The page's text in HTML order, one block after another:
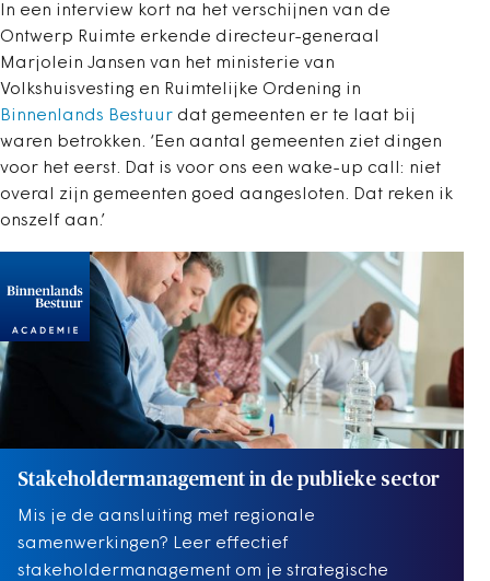
In een interview kort na het verschijnen van de
Ontwerp Ruimte erkende directeur-generaal
Marjolein Jansen van het ministerie van
Volkshuisvesting en Ruimtelijke Ordening in
Binnenlands Bestuur dat gemeenten er te laat bij
waren betrokken. ‘Een aantal gemeenten ziet dingen
voor het eerst. Dat is voor ons een wake-up call: niet
overal zijn gemeenten goed aangesloten. Dat reken ik
onszelf aan.’
Stakeholdermanagement in de publieke sector
Mis je de aansluiting met regionale
samenwerkingen? Leer effectief
stakeholdermanagement om je strategische